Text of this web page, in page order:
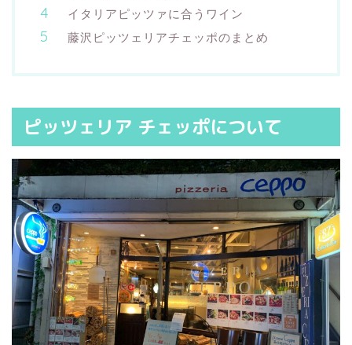
イタリアピッツァに合うワイン
藤沢ピッツェリアチェッポのまとめ
ピッツェリア チェッポについて